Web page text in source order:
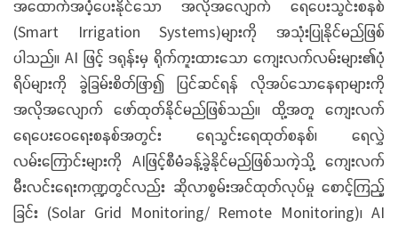
အထောက်အပံ့ပေးနိုင်သော အလိုအလျောက် ရေပေးသွင်းစနစ်
(Smart Irrigation Systems)များကို အသုံးပြုနိုင်မည်ဖြစ်
ပါသည်။ AI ဖြင့် ဒရုန်းမှ ရိုက်ကူးထားသော ကျေးလက်လမ်းများ၏ပုံ
ရိပ်များကို ခွဲခြမ်းစိတ်ဖြာ၍ ပြင်ဆင်ရန် လိုအပ်သောနေရာများကို
အလိုအလျောက် ဖော်ထုတ်နိုင်မည်ဖြစ်သည်။ ထို့အတူ ကျေးလက်
ရေပေးဝေရေးစနစ်အတွင်း ရေသွင်းရေထုတ်စနစ်၊ ရေလွှဲ
လမ်းကြောင်းများကို AIဖြင့်စီမံခန့်ခွဲနိုင်မည်ဖြစ်သကဲ့သို့ ကျေးလက်
မီးလင်းရေးကဏ္ဍတွင်လည်း ဆိုလာစွမ်းအင်ထုတ်လုပ်မှု စောင့်ကြည့်
ခြင်း (Solar Grid Monitoring/ Remote Monitoring)၊ AI